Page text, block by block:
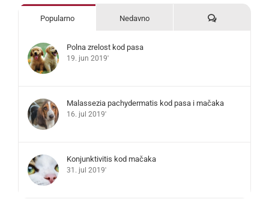
Popularno Nedavno Komentari
Polna zrelost kod pasa
19. jun 2019'
Malassezia pachydermatis kod pasa i mačaka
16. jul 2019'
Konjunktivitis kod mačaka
31. jul 2019'